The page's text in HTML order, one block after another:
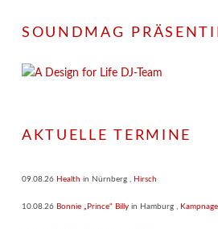
SOUNDMAG
AKTUELLE TERMINE
09.08.26 Health in Nürnberg , Hirsch
10.08.26 Bonnie „Prince“ Billy in Hamburg , Kampnagel